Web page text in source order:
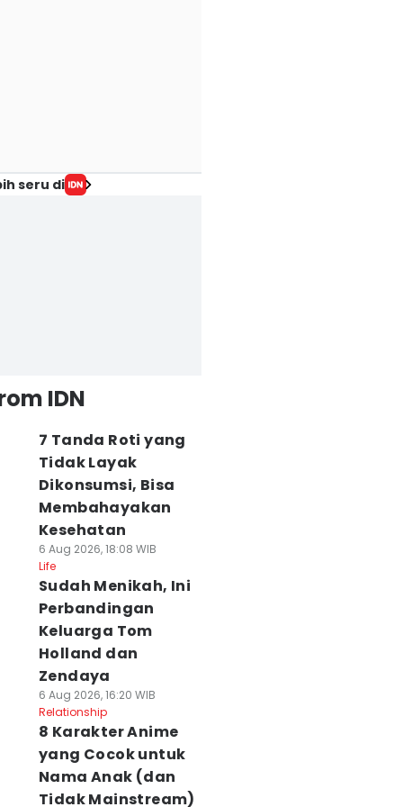
seru di
IDN
7 Tanda Roti yang
Tidak Layak
Dikonsumsi, Bisa
Membahayakan
Kesehatan
6 Aug 2026, 18:08 WIB
Life
Sudah Menikah, Ini
Perbandingan
Keluarga Tom
Holland dan
Zendaya
6 Aug 2026, 16:20 WIB
Relationship
8 Karakter Anime
yang Cocok untuk
Nama Anak (dan
Tidak Mainstream)